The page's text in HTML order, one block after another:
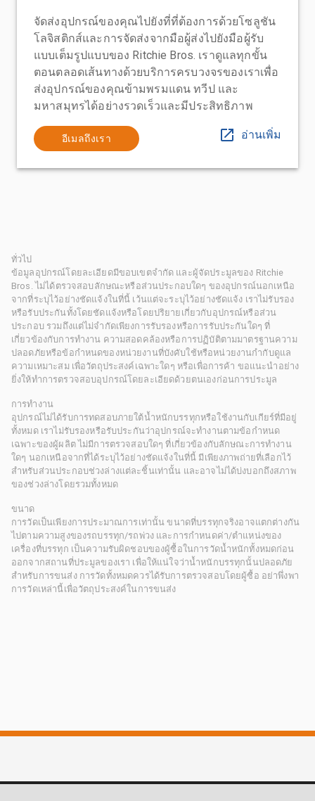
จัดส่งอุปกรณ์ของคุณไปยังที่ที่ต้องการด้วยโซลูชัน
โลจิสติกส์และการจัดส่งจากมือผู้ส่งไปยังมือผู้รับ
แบบเต็มรูปแบบของ Ritchie Bros. เราดูแลทุกขั้น
ตอนตลอดเส้นทางด้วยบริการครบวงจรของเราเพื่อ
ส่งอุปกรณ์ของคุณข้ามพรมแดน ทวีป และ
มหาสมุทรได้อย่างรวดเร็วและมีประสิทธิภาพ
อีเมลถึงเรา อ่านเพิ่ม
ทั่วไป
ข้อมูลอุปกรณ์โดยละเอียดมีขอบเขตจำกัด และผู้จัดประมูลของ Ritchie
Bros. ไม่ได้ตรวจสอบลักษณะหรือส่วนประกอบใดๆ ของอุปกรณ์นอกเหนือ
จากที่ระบุไว้อย่างชัดแจ้งในที่นี้ เว้นแต่จะระบุไว้อย่างชัดแจ้ง เราไม่รับรอง
หรือรับประกันทั้งโดยชัดแจ้งหรือโดยปริยายเกี่ยวกับอุปกรณ์หรือส่วน
ประกอบ รวมถึงแต่ไม่จำกัดเพียงการรับรองหรือการรับประกันใดๆ ที่
เกี่ยวข้องกับการทำงาน ความสอดคล้องหรือการปฏิบัติตามมาตรฐานความ
ปลอดภัยหรือข้อกำหนดของหน่วยงานที่บังคับใช้หรือหน่วยงานกำกับดูแล
ความเหมาะสม เพื่อวัตถุประสงค์เฉพาะใดๆ หรือเพื่อการค้า ขอแนะนำอย่าง
ยิ่งให้ทำการตรวจสอบอุปกรณ์โดยละเอียดด้วยตนเองก่อนการประมูล
การทำงาน
อุปกรณ์ไม่ได้รับการทดสอบภายใต้น้ำหนักบรรทุกหรือใช้งานกับเกียร์ที่มีอยู่
ทั้งหมด เราไม่รับรองหรือรับประกันว่าอุปกรณ์จะทำงานตามข้อกำหนด
เฉพาะของผู้ผลิต ไม่มีการตรวจสอบใดๆ ที่เกี่ยวข้องกับลักษณะการทำงาน
ใดๆ นอกเหนือจากที่ได้ระบุไว้อย่างชัดแจ้งในที่นี้ มีเพียงภาพถ่ายที่เลือกไว้
สำหรับส่วนประกอบช่วงล่างแต่ละชิ้นเท่านั้น และอาจไม่ได้บ่งบอกถึงสภาพ
ของช่วงล่างโดยรวมทั้งหมด
ขนาด
การวัดเป็นเพียงการประมาณการเท่านั้น ขนาดที่บรรทุกจริงอาจแตกต่างกัน
ไปตามความสูงของรถบรรทุก/รถพ่วง และการกำหนดค่า/ตำแหน่งของ
เครื่องที่บรรทุก เป็นความรับผิดชอบของผู้ซื้อในการวัดน้ำหนักทั้งหมดก่อน
ออกจากสถานที่ประมูลของเรา เพื่อให้แน่ใจว่าน้ำหนักบรรทุกนั้นปลอดภัย
สำหรับการขนส่ง การวัดทั้งหมดควรได้รับการตรวจสอบโดยผู้ซื้อ อย่าพึ่งพา
การวัดเหล่านี้เพื่อวัตถุประสงค์ในการขนส่ง